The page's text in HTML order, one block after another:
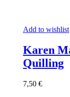
Add to wishlist
Karen
Quilling
7,50 €